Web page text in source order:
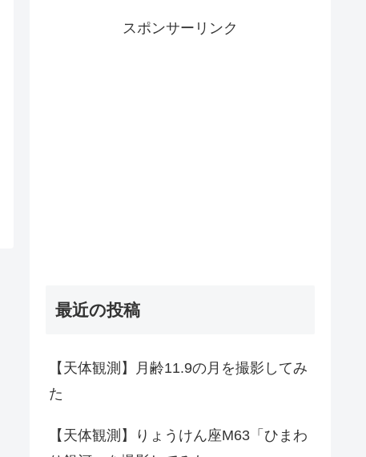
スポンサーリンク
最近の投稿
【天体観測】月齢11.9の月を撮影してみ
た
【天体観測】りょうけん座M63「ひまわ